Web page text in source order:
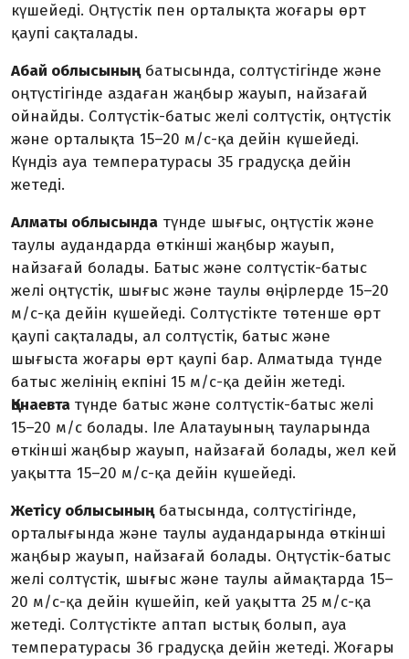
күшейеді. Оңтүстік пен орталықта жоғары өрт
қаупі сақталады.
Абай облысыныңбатысында, солтүстігінде және
оңтүстігінде аздаған жаңбыр жауып, найзағай
ойнайды. Солтүстік-батыс желі солтүстік, оңтүстік
және орталықта 15–20 м/с-қа дейін күшейеді.
Күндіз ауа температурасы 35 градусқа дейін
жетеді.
Алматы облысында түнде шығыс, оңтүстік және
таулы аудандарда өткінші жаңбыр жауып,
найзағай болады. Батыс және солтүстік-батыс
желі оңтүстік, шығыс және таулы өңірлерде 15–20
м/с-қа дейін күшейеді. Солтүстікте төтенше өрт
қаупі сақталады, ал солтүстік, батыс және
шығыста жоғары өрт қаупі бар. Алматыда түнде
батыс желінің екпіні 15 м/с-қа дейін жетеді.
Қонаевта түнде батыс және солтүстік-батыс желі
15–20 м/с болады. Іле Алатауының тауларында
өткінші жаңбыр жауып, найзағай болады, жел кей
уақытта 15–20 м/с-қа дейін күшейеді.
Жетісу облысыныңбатысында, солтүстігінде,
орталығында және таулы аудандарында өткінші
жаңбыр жауып, найзағай болады. Оңтүстік-батыс
желі солтүстік, шығыс және таулы аймақтарда 15–
20 м/с-қа дейін күшейіп, кей уақытта 25 м/с-қа
жетеді. Солтүстікте аптап ыстық болып, ауа
температурасы 36 градусқа дейін жетеді. Жоғары